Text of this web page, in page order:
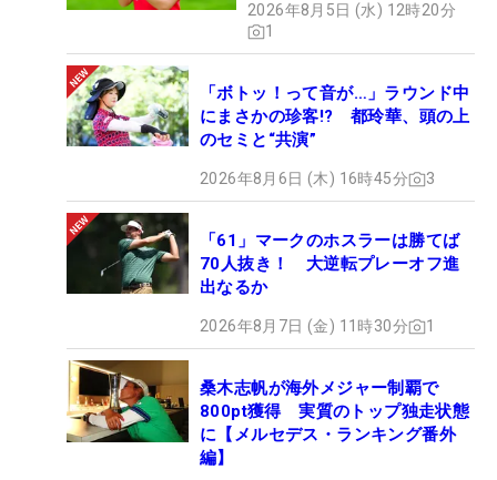
2026年8月5日 (水) 12時20分
1
「ボトッ！って音が…」ラウンド中
にまさかの珍客!? 都玲華、頭の上
のセミと“共演”
2026年8月6日 (木) 16時45分 3
「61」マークのホスラーは勝てば
70人抜き！ 大逆転プレーオフ進
出なるか
2026年8月7日 (金) 11時30分 1
桑木志帆が海外メジャー制覇で
800pt獲得 実質のトップ独走状態
に【メルセデス・ランキング番外
編】